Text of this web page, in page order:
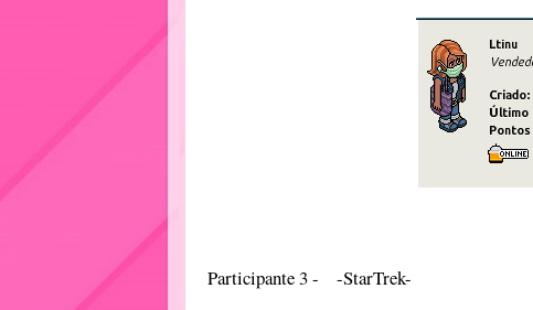
Participante 3 - -StarTrek-